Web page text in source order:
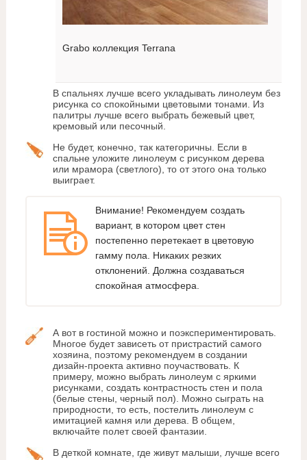
Grabo коллекция Terrana
В спальнях лучше всего укладывать линолеум без
рисунка со спокойными цветовыми тонами. Из
палитры лучше всего выбрать бежевый цвет,
кремовый или песочный.
Не будет, конечно, так категоричны. Если в
спальне уложите линолеум с рисунком дерева
или мрамора (светлого), то от этого она только
выиграет.
Внимание! Рекомендуем создать
вариант, в котором цвет стен
постепенно перетекает в цветовую
гамму пола. Никаких резких
отклонений. Должна создаваться
спокойная атмосфера.
А вот в гостиной можно и поэкспериментировать.
Многое будет зависеть от пристрастий самого
хозяина, поэтому рекомендуем в создании
дизайн-проекта активно поучаствовать. К
примеру, можно выбрать линолеум с яркими
рисунками, создать контрастность стен и пола
(белые стены, черный пол). Можно сыграть на
природности, то есть, постелить линолеум с
имитацией камня или дерева. В общем,
включайте полет своей фантазии.
В деткой комнате, где живут малыши, лучше всего